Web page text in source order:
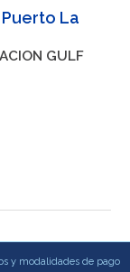
La
GULF
y modalidades de pago